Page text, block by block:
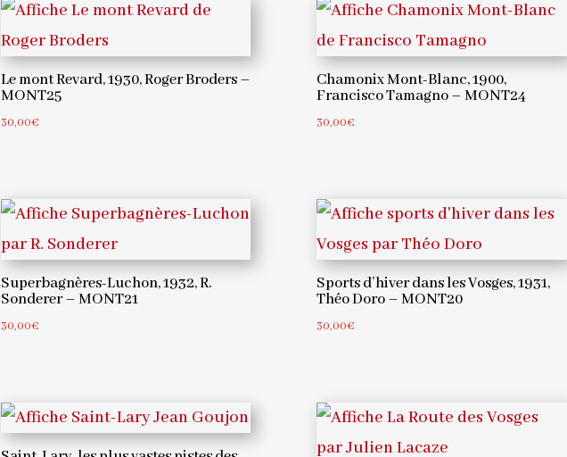
Le mont Revard, 1930, Roger Broders –
MONT25
30,00€
Chamonix Mont-Blanc, 1900,
Francisco Tamagno – MONT24
30,00€
Superbagnères-Luchon, 1932, R.
Sonderer – MONT21
30,00€
Sports d’hiver dans les Vosges, 1931,
Théo Doro – MONT20
30,00€